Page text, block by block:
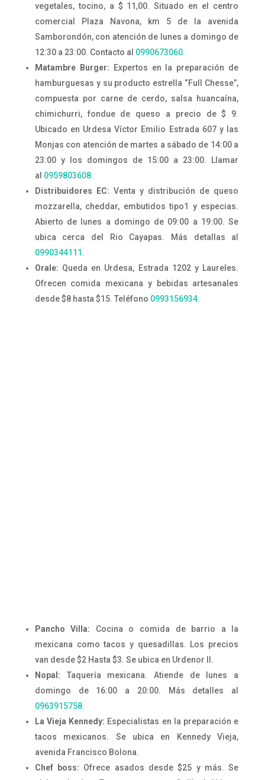
vegetales, tocino, a $ 11,00. Situado en el centro
comercial Plaza Navona, km 5 de la avenida
Samborondón, con atención de lunes a domingo de
12:30 a 23:00. Contacto al 0990673060.
Matambre Burger: Expertos en la preparación de
hamburguesas y su producto estrella “Full Chesse”,
compuesta por carne de cerdo, salsa huancaína,
chimichurri, fondue de queso a precio de $ 9.
Ubicado en Urdesa Víctor Emilio Estrada 607 y las
Monjas con atención de martes a sábado de 14:00 a
23:00 y los domingos de 15:00 a 23:00. Llamar
al 0959803608.
Distribuidores EC: Venta y distribución de queso
mozzarella, cheddar, embutidos tipo1 y especias.
Abierto de lunes a domingo de 09:00 a 19:00. Se
ubica cerca del Rio Cayapas. Más detallas al
0990344111.
Orale: Queda en Urdesa, Estrada 1202 y Laureles.
Ofrecen comida mexicana y bebidas artesanales
desde $8 hasta $15. Teléfono 0993156934.
Pancho Villa: Cocina o comida de barrio a la
mexicana como tacos y quesadillas. Los precios
van desde $2 Hasta $3. Se ubica en Urdenor II.
Nopal: Taquería mexicana. Atiende de lunes a
domingo de 16:00 a 20:00. Más detalles al
0963915758.
La Vieja Kennedy: Especialistas en la preparación e
tacos mexicanos. Se ubica en Kennedy Vieja,
avenida Francisco Bolona.
Chef boss: Ofrece asados desde $25 y más. Se